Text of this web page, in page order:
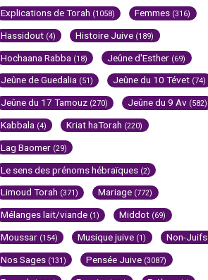
Explications de Torah (1058) Femmes (316)
Hassidout (4) Histoire Juive (189)
Hochaana Rabba (18) Jeûne d'Esther (69)
Jeûne de Guedalia (51) Jeûne du 10 Tévet (74)
Jeûne du 17 Tamouz (270) Jeûne du 9 Av (582)
Kabbala (4) Kriat haTorah (220)
Lag Baomer (29)
Le sens des prénoms hébraïques (2)
Limoud Torah (371) Mariage (772)
Mélanges lait/viande (1) Middot (69)
Moussar (154) Musique juive (1) Non-Juifs
Nos Sages (131) Pensée Juive (3087)